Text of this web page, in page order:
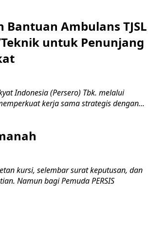
Bantuan Ambulans TJSL
untuk Penunjang
Indonesia (Persero) Tbk. melalui
kerja sama strategis dengan...
kursi, selembar surat keputusan, dan
Namun bagi Pemuda PERSIS